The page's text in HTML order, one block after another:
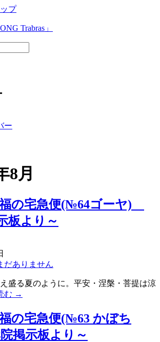
プ
Trabras」
ー
8月
の宅急便(№64ゴーヤ)
板より～
だありません
え盛る夏のように。平安・涅槃・菩提は涼
む →
の宅急便(№63 かぼち
掲示板より～